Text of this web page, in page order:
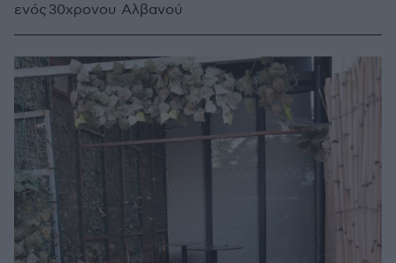
ενός 30χρονου Αλβανού